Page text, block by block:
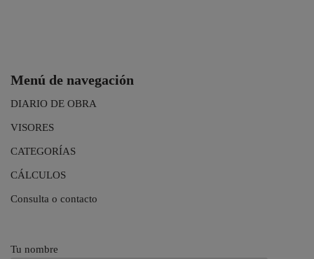
Menú de navegación
DIARIO DE OBRA
VISORES
CATEGORÍAS
CÁLCULOS
Consulta o contacto
Tu nombre